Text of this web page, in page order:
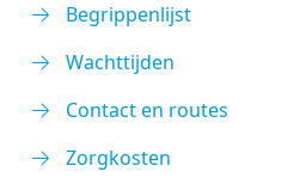
Begrippenlijst
Wachttijden
Contact en routes
Zorgkosten